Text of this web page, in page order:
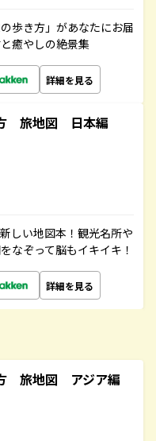
歩き方」があなたにお届
癒やしの絶景集
詳細を見る
旅地図 日本編
しい地図本！観光名所や
なぞって脳もイキイキ！
詳細を見る
旅地図 アジア編